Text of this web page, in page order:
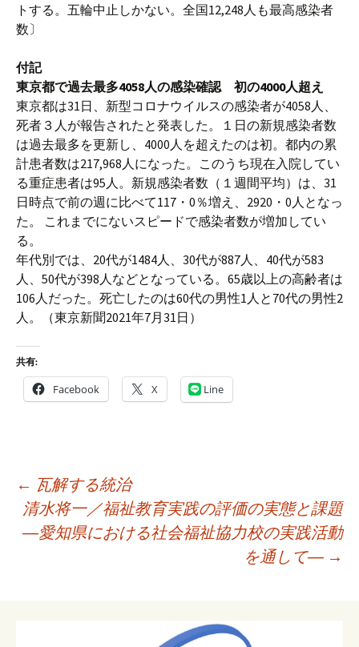
トする。五輪中止しかない。全国12,248人も最高感染者
数〕
付記
東京都で過去最多4058人の感染確認 初の4000人超え
東京都は31日、新型コロナウイルスの感染者が4058人、
死者３人が報告されたと発表した。１日の新規感染者数
は過去最多を更新し、4000人を超えたのは初。都内の累
計患者数は217,968人になった。このうち現在入院してい
る重症患者は95人。新規感染者数（１週間平均）は、31
日時点で前の週に比べて117・0％増え、2920・0人となっ
た。 これまでにないスピードで感染者数が増加してい
る。
年代別では、20代が1484人、30代が887人、40代が583
人、50代が398人などとなっている。65歳以上の高齢者は
106人だった。死亡したのは60代の男性1人と70代の男性2
人。（東京新聞2021年7月31日）
共有:
Facebook X Line
← 瓦解する統治
清水将一／福祉教育実践の評価の実態と課題
―愛知県における社会福祉協力校の実践活動
を通して― →